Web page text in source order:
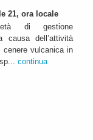
21, ora locale
di gestione
causa dell’attività
cenere vulcanica in
continua